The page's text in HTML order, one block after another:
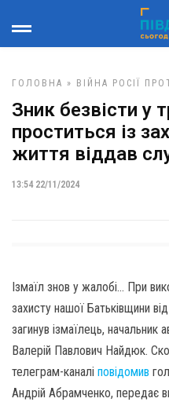
ГОЛОВНА » ВІЙНА РОСІЇ
Зник безвісти у
проститься із
життя віддав
13:54 22/11/2024
Ізмаїл знов у жалобі… При
захисту нашої Батьківщини
загинув ізмаїлець, начальник
Валерій Павлович Найдюк.
телеграм-каналі повідомив
Андрій Абрамченко, передає